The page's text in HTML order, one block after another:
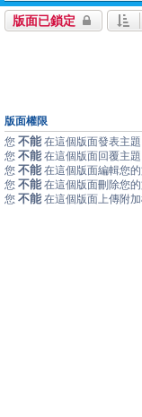
版面已鎖定
版面權限
您 不能 在這個版面發表主題
您 不能 在這個版面回覆主題
您 不能 在這個版面編輯您
您 不能 在這個版面刪除您
您 不能 在這個版面上傳附